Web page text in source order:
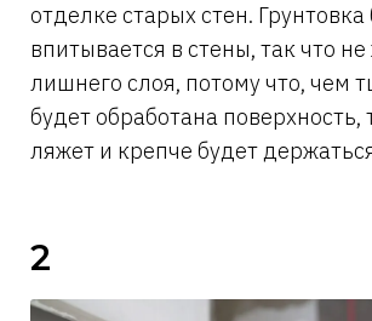
отделке старых стен. Грунтовка
впитывается в стены, так что
лишнего слоя, потому что, чем
будет обработана
ляжет и крепче будет
2